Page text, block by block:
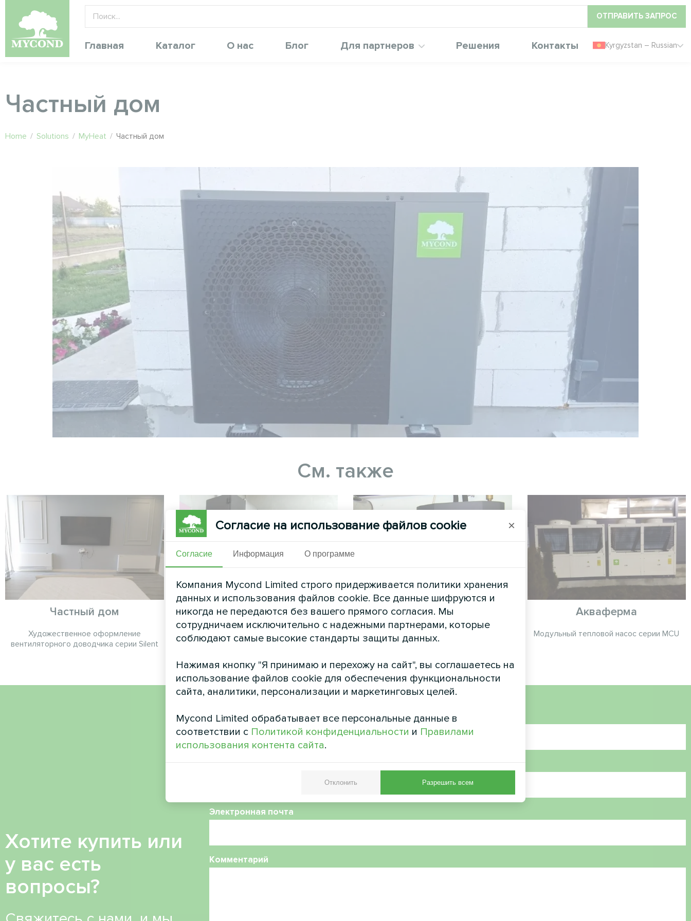
ОТПРАВИТЬ ЗАПРОС
Главная Каталог О нас Блог Для партнеров Решения Контакты Kyrgyzstan – Russian
Частный дом
Home / Solutions / MyHeat / Частный дом
См. также
Частный дом
Художественное оформление
вентиляторного доводчика серии Silent
Частный дом
Сплит-тепловой насос Artic Home серии
Smart
Частный дом
Сплит-тепловой насос Artic Home серии
Basic
Акваферма
Модульный тепловой насос серии MCU
Хотите купить или
у вас есть
вопросы?
Имя
Электронная почта
Комментарий
Согласие на использование файлов cookie ×
Согласие Информация О программе
Компания Mycond Limited строго придерживается политики хранения
данных и использования файлов cookie. Все данные шифруются и
никогда не передаются без вашего прямого согласия. Мы
сотрудничаем исключительно с надежными партнерами, которые
соблюдают самые высокие стандарты защиты данных.
Нажимая кнопку "Я принимаю и перехожу на сайт", вы соглашаетесь на
использование файлов cookie для обеспечения функциональности
сайта, аналитики, персонализации и маркетинговых целей.
Mycond Limited обрабатывает все персональные данные в
соответствии с Политикой конфиденциальности и Правилами
использования контента сайта.
Отклонить Разрешить всем